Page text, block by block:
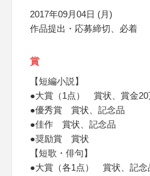
2017年09月04日 (月)
作品提出・応募締切、必着
賞
【短編小説】
●大賞（1点） 賞状、賞金20
●優秀賞 賞状、記念品
●佳作 賞状、記念品
●奨励賞 賞状
【短歌・俳句】
●大賞（各1点） 賞状、記念